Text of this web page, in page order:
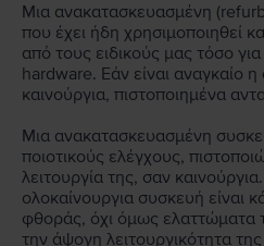
Μια ανακατασκευασμένη
που έχει ήδη χρησιμοποιηθεί
από τους ειδικούς μας τόσο
hardware. Εάν είναι αναγκαίο
καινούργια, πιστοποιημένα
Μια ανακατασκευασμένη
ποιοτικούς ελέγχους,
λειτουργία της, σαν
ολοκαίνουργια συσκευή είναι
φθοράς, όχι όμως ελαττώματα
την άψογη λειτουργικότητα